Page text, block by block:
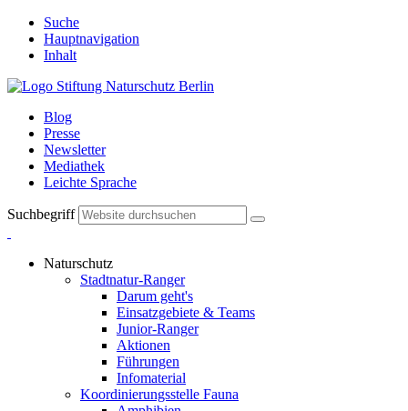
Suche
Hauptnavigation
Inhalt
Blog
Presse
Newsletter
Mediathek
Leichte Sprache
Suchbegriff
Naturschutz
Stadtnatur-Ranger
Darum geht's
Einsatzgebiete & Teams
Junior-Ranger
Aktionen
Führungen
Infomaterial
Koordinierungsstelle Fauna